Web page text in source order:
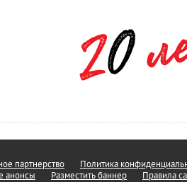
партнерство
Политика
анонсы Разместить баннер Правила